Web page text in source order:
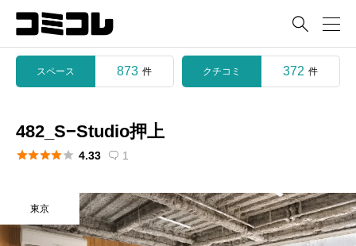

スペース 873 件 クチコミ 372 件
482_S−Studio押上
 4.33  1
東京